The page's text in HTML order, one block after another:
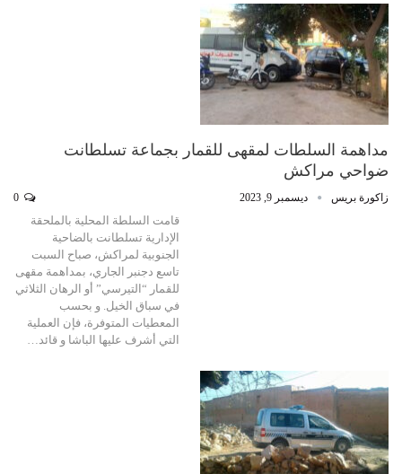
مداهمة السلطات لمقهى للقمار بجماعة تسلطانت
ضواحي مراكش
زاكورة بريس ديسمبر 9, 2023
قامت السلطة المحلية بالملحقة
الإدارية تسلطانت بالضاحية
الجنوبية لمراكش، صباح السبت
تاسع دجنبر الجاري، بمداهمة مقهى
للقمار “التيرسي” أو الرهان الثلاثي
في سباق الخيل. و بحسب
المعطيات المتوفرة، فإن العملية
التي أشرف عليها الباشا و قائد…